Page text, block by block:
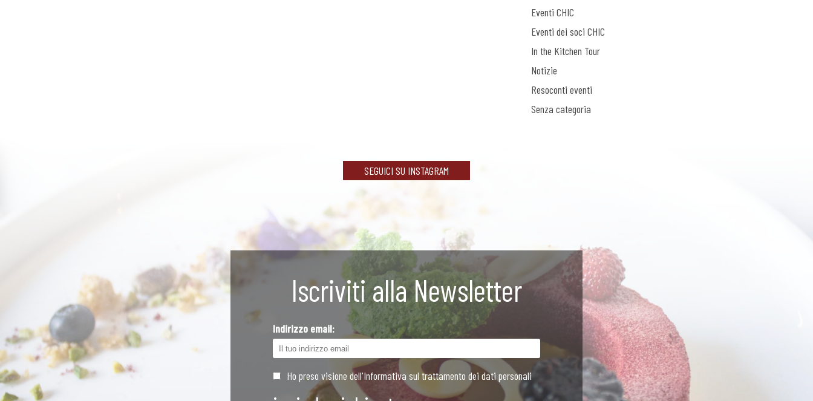
Eventi CHIC
Eventi dei soci CHIC
In the Kitchen Tour
Notizie
Resoconti eventi
Senza categoria
SEGUICI SU INSTAGRAM
Iscriviti alla Newsletter
Indirizzo email:
Ho preso visione dell'Informativa sul trattamento dei dati personali